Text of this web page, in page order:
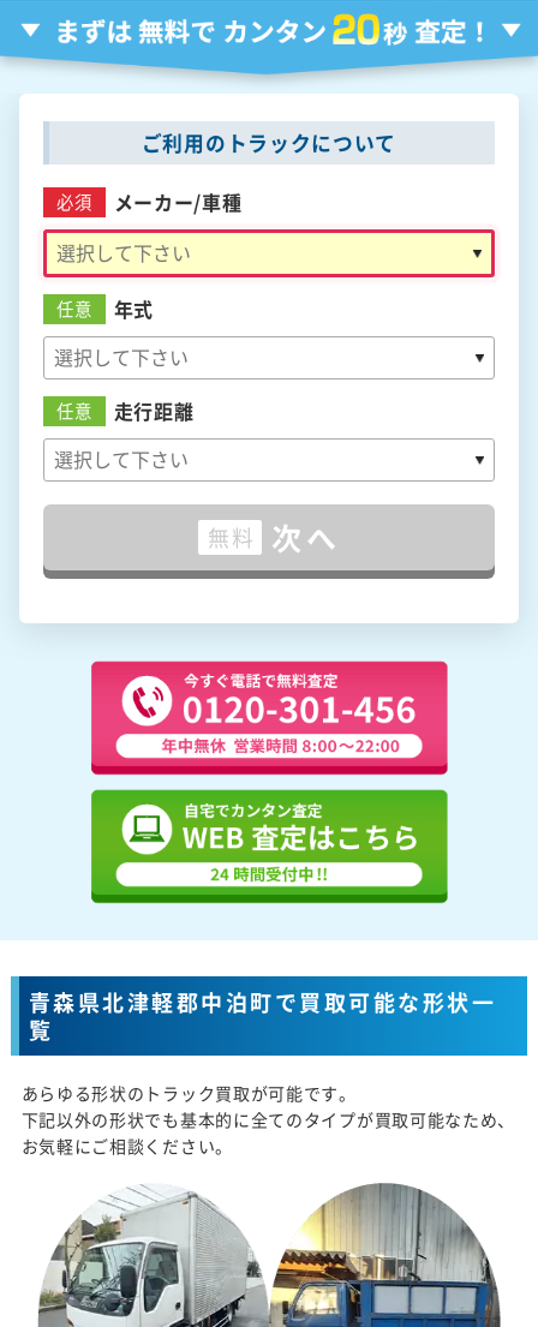
ご利用のトラックについて
必須 メーカー/車種
任意 年式
任意 走行距離
無料 次へ
青森県北津軽郡中泊町で買取可能な形状一
覧
あらゆる形状のトラック買取が可能です。
下記以外の形状でも基本的に全てのタイプが買取可能なため、
お気軽にご相談ください。